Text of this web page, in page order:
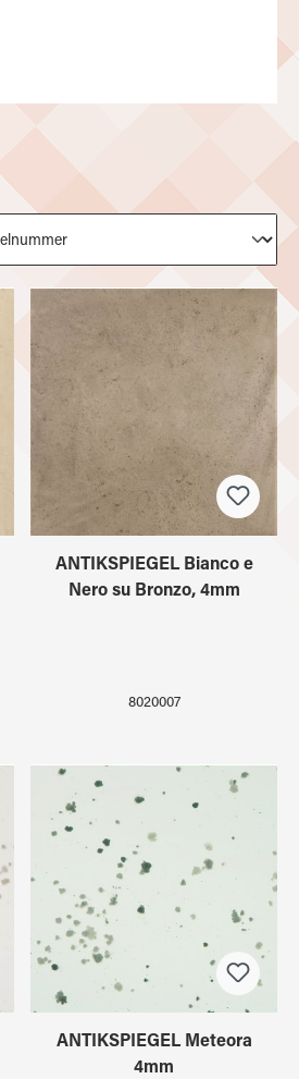
ANTIKSPIEGEL Bianco e
Nero su Bronzo, 4mm
8020007
ANTIKSPIEGEL Meteora
4mm